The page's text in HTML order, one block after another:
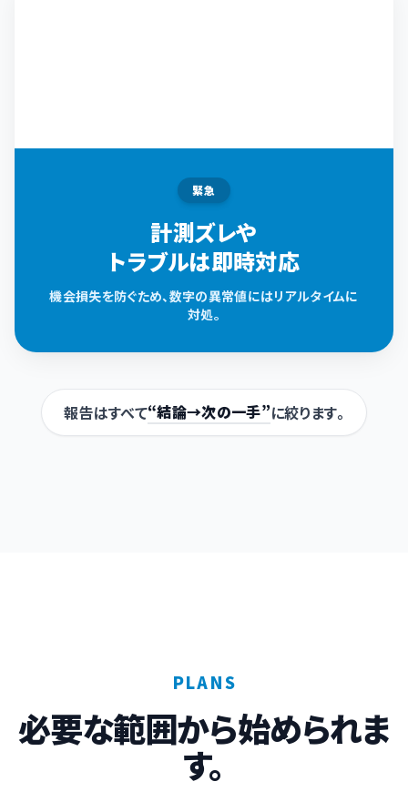
緊急
計測ズレや
トラブルは即時対応
機会損失を防ぐため、数字の異常値にはリアルタイムに
対処。
報告はすべて“結論→次の一手”に絞ります。
PLANS
必要な範囲から始められま
す。